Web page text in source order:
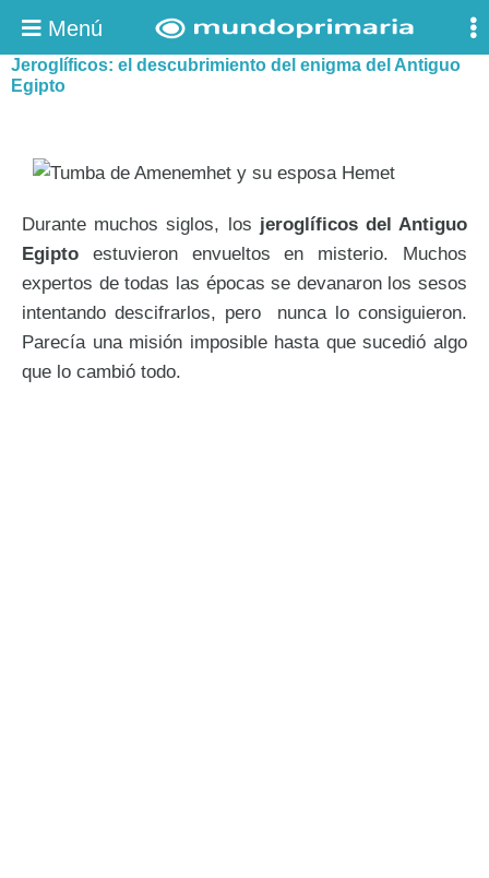
Menú
Jeroglíficos: el descubrimiento del enigma del Antiguo
Egipto
Durante muchos siglos, los jeroglíficos del Antiguo
Egipto estuvieron envueltos en misterio. Muchos
expertos de todas las épocas se devanaron los sesos
intentando descifrarlos, pero nunca lo consiguieron.
Parecía una misión imposible hasta que sucedió algo
que lo cambió todo.